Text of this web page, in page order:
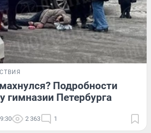
Подробности
гимназии Петербурга
2 363 1